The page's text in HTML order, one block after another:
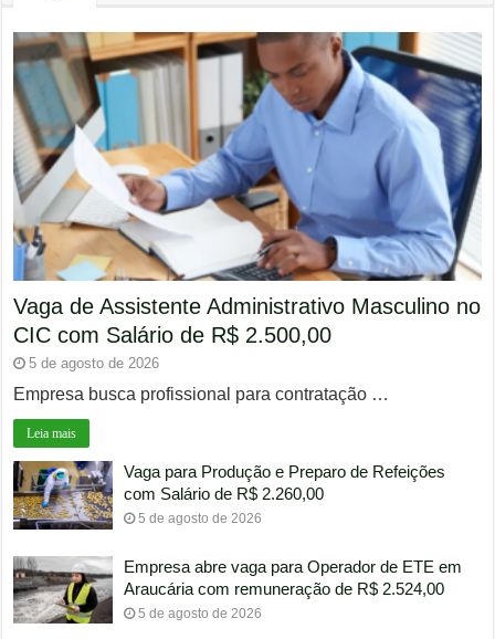
Vaga de Assistente Administrativo Masculino no
CIC com Salário de R$ 2.500,00
5 de agosto de 2026
Empresa busca profissional para contratação …
Leia mais
Vaga para Produção e Preparo de Refeições
com Salário de R$ 2.260,00
5 de agosto de 2026
Empresa abre vaga para Operador de ETE em
Araucária com remuneração de R$ 2.524,00
5 de agosto de 2026